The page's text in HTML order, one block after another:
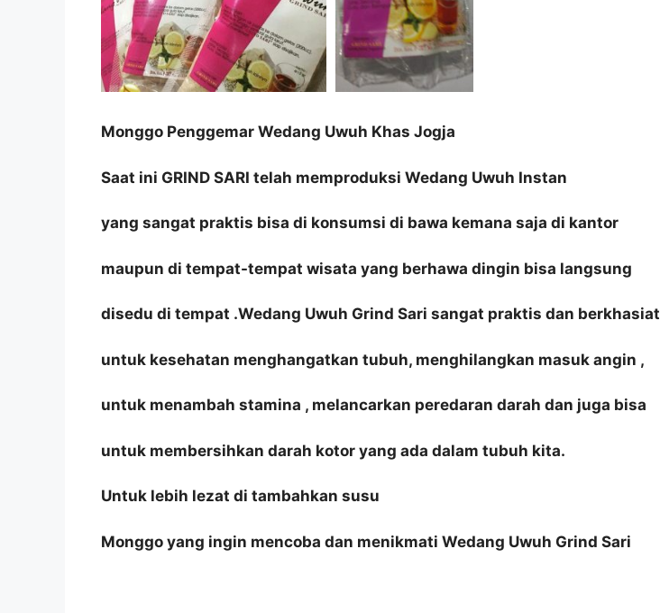
Monggo Penggemar Wedang Uwuh Khas Jogja
Saat ini GRIND SARI telah memproduksi Wedang Uwuh Instan
yang sangat praktis bisa di konsumsi di bawa kemana saja di kantor
maupun di tempat-tempat wisata yang berhawa dingin bisa langsung
disedu di tempat .Wedang Uwuh Grind Sari sangat praktis dan berkhasiat
untuk kesehatan menghangatkan tubuh, menghilangkan masuk angin ,
untuk menambah stamina , melancarkan peredaran darah dan juga bisa
untuk membersihkan darah kotor yang ada dalam tubuh kita.
Untuk lebih lezat di tambahkan susu
Monggo yang ingin mencoba dan menikmati Wedang Uwuh Grind Sari